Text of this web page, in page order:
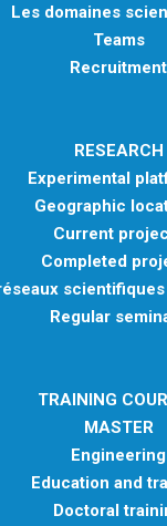
Les domaines
Teams
Recruitment
RESEARCH
Experimental
Geographic
Current
Completed
Regular
TRAINING
MASTER
Engineering
Education and
Doctoral